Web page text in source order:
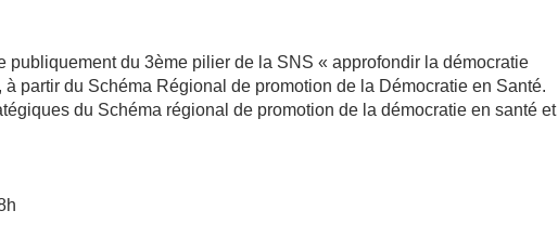
publiquement du 3ème pilier de la SNS « approfondir la démocratie
partir du Schéma Régional de promotion de la Démocratie en Santé.
du Schéma régional de promotion de la démocratie en santé et